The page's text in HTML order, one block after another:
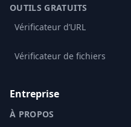
OUTILS GRATUITS
Vérificateur d’URL
Vérificateur de fichiers
Entreprise
À PROPOS